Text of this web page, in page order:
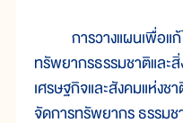
การวางแผนเพื่อแ
ทรัพยากรธรรมชาติแล
เศรษฐกิจและสังคมแห่งช
จัดการทรัพยากร ธรรม